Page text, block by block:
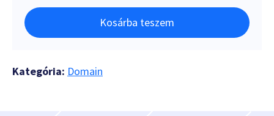
Kosárba teszem
Kategória: Domain